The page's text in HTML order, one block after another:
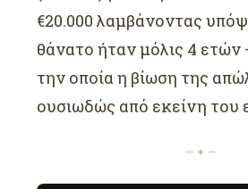
€20.000 λαμβάνοντας
θάνατο ήταν μόλις 4 ετών
την οποία η βίωση της
ουσιωδώς από εκείνη του
— ✦ —